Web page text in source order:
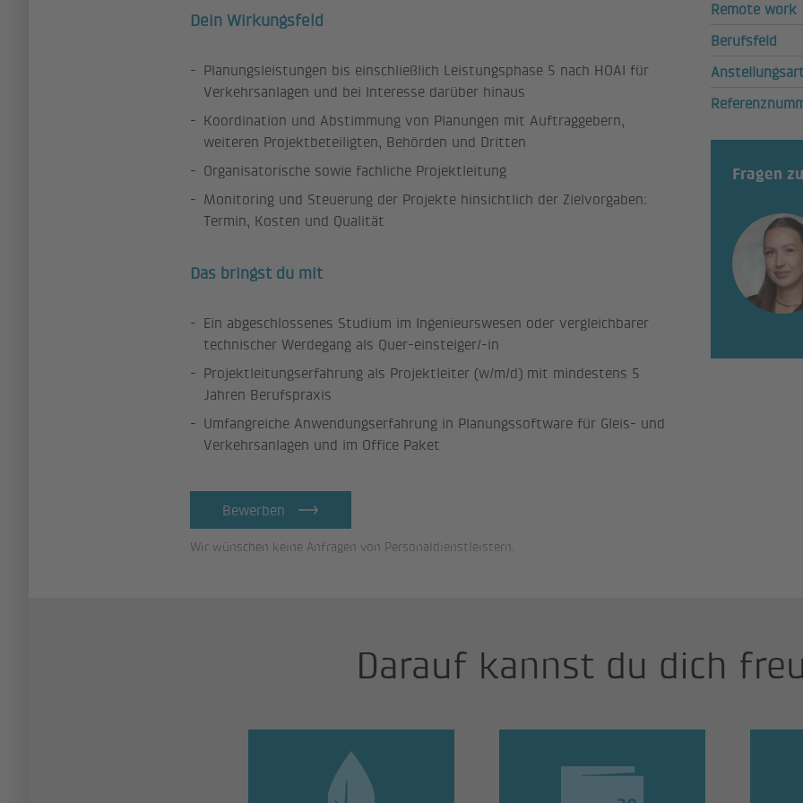
Dein Wirkungsfeld
Planungsleistungen bis einschließlich Leistungsphase 5 nach HOAI für
Verkehrsanlagen und bei Interesse darüber hinaus
Koordination und Abstimmung von Planungen mit Auftraggebern,
weiteren Projektbeteiligten, Behörden und Dritten
Organisatorische sowie fachliche Projektleitung
Monitoring und Steuerung der Projekte hinsichtlich der Zielvorgaben:
Termin, Kosten und Qualität
Das bringst du mit
Ein abgeschlossenes Studium im Ingenieurswesen oder vergleichbarer
technischer Werdegang als Quer-einsteiger/-in
Projektleitungserfahrung als Projektleiter (w/m/d) mit mindestens 5
Jahren Berufspraxis
Umfangreiche Anwendungserfahrung in Planungssoftware für Gleis- und
Verkehrsanlagen und im Office Paket
Bewerben
Wir wünschen keine Anfragen von Personaldienstleistern.
Remote work
Berufsfeld
Fragen
Darauf kannst du dich